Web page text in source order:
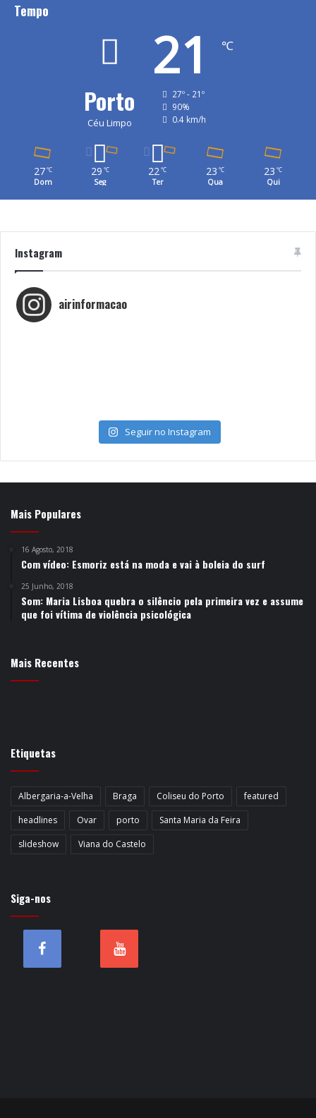
Tempo
Porto
Céu Limpo
21 ℃
27º - 21º
90%
0.4 km/h
27 ℃
Dom
29 ℃
Seg
22℃
Ter
23 ℃
Qua
23 ℃
Qui
Instagram
airinformacao
Seguir no Instagram
Mais Populares
16 Agosto, 2018
Com vídeo: Esmoriz está na moda e vai à boleia do surf
25 Junho, 2018
Som: Maria Lisboa quebra o silêncio pela primeira vez e assume
que foi vítima de violência psicológica
Mais Recentes
Etiquetas
Albergaria-a-Velha Braga Coliseu do Porto
featured
headlines
Ovar porto
Santa Maria da Feira
slideshow
Viana do Castelo
Siga-nos